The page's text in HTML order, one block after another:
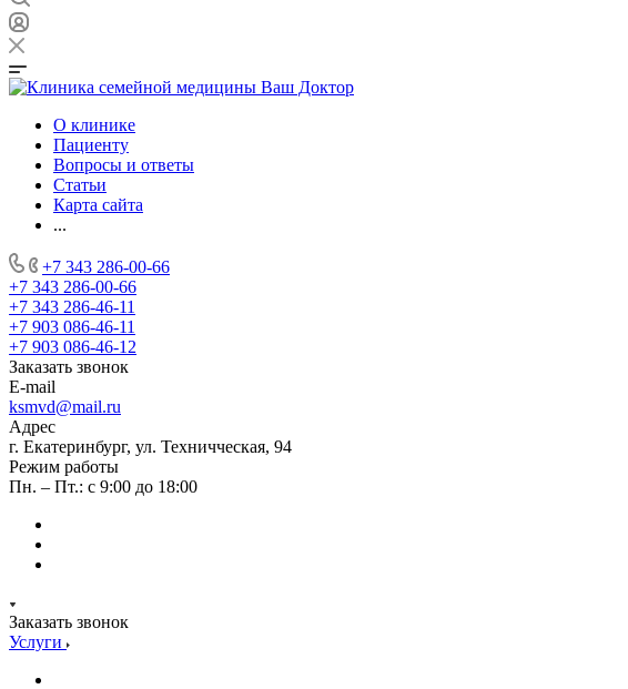
О клинике
Пациенту
Вопросы и ответы
Статьи
Карта сайта
...
+7 343 286-00-66
+7 343 286-00-66
+7 343 286-46-11
+7 903 086-46-11
+7 903 086-46-12
Заказать звонок
E-mail
ksmvd@mail.ru
Адрес
г. Екатеринбург, ул. Техничческая, 94
Режим работы
Пн. – Пт.: с 9:00 до 18:00
Заказать звонок
Услуги